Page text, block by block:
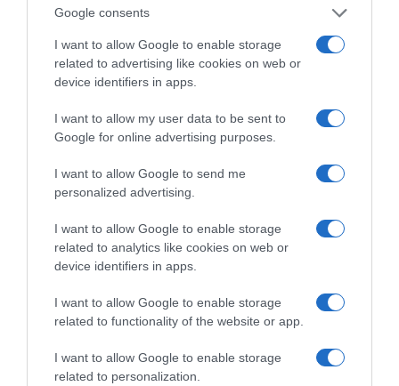
Google consents
I want to allow Google to enable storage
related to advertising like cookies on web or
device identifiers in apps.
I want to allow my user data to be sent to
Google for online advertising purposes.
I want to allow Google to send me
personalized advertising.
I want to allow Google to enable storage
related to analytics like cookies on web or
device identifiers in apps.
I want to allow Google to enable storage
related to functionality of the website or app.
I want to allow Google to enable storage
related to personalization.
Η διαφθορά απειλεί και τη… ζωή μας
Έκπληκτη, η κοινή γνώμη παρακολουθεί τις
τελευταίες μέρες την αποκάλυψη της κο­μπίνας